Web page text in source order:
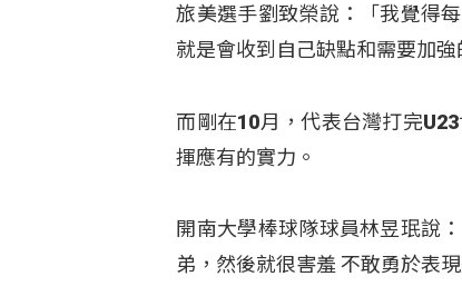
旅美選手劉致榮說：「我覺得
就是會收到自己缺點和需要加強
而剛在10月，代表台灣打完
揮應有的實力。
開南大學棒球隊球員林昱珉說
弟，然後就很害羞 不敢勇於表現